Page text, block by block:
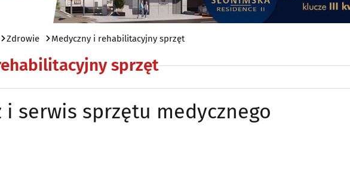
Zdrowie Medyczny i rehabilitacyjny sprzęt
sprzęt
i serwis sprzętu medycznego